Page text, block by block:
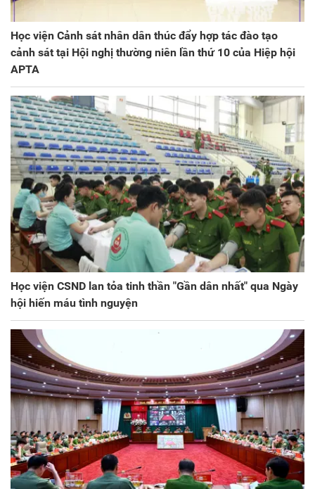
Học viện Cảnh sát nhân dân thúc đẩy hợp tác đào tạo
cảnh sát tại Hội nghị thường niên lần thứ 10 của Hiệp hội
APTA
Học viện CSND lan tỏa tinh thần "Gần dân nhất" qua Ngày
hội hiến máu tình nguyện